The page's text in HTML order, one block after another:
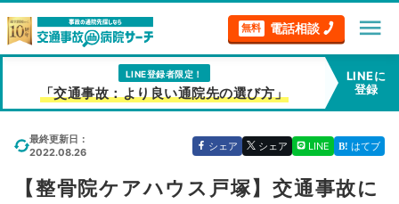
無料 電話相談 menu
LINE登録者限定！
「交通事故：より良い通院先の選び方」
LINEに
登録
最終更新日：
2022.08.26
シェア シェア LINE はてブ
【整骨院ケアハウス戸塚】交通事故に